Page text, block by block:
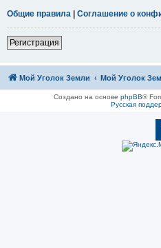
Общие правила | Соглашение о
Регистрация
Мой Уголок Земли Мой Уголок
Создано на основе phpBB®
Русская